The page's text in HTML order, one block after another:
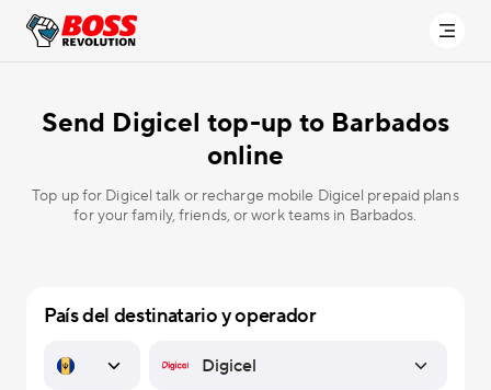
Send Digicel top-up to Barbados
online
Top up for Digicel talk or recharge mobile Digicel prepaid plans
for your family, friends, or work teams in Barbados.
País del destinatario y operador